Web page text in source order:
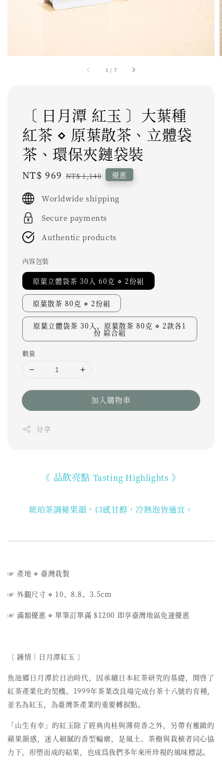
1 / 7
〔 日月潭 紅玉 〕大葉種
紅茶 ⋄ 原葉散茶、立體袋
茶、環保夾鏈袋裝
Sale
NT$ 969 Regular
NT$ 1,140 優惠
Worldwide shipping
Secure payments
Authentic products
內容包裝
原葉立體袋茶 30入 60克 ⋄ 2份組
原葉散茶 80克 ⋄ 2份組
原葉立體袋茶 30入、原葉散茶 80克 ⋄ 2款各1
份 綜合組
數量
加入購物車
分享
《 品飲亮點 Tasting Highlights 》
琥珀茶調蘋果韻，口感甘醇，冷熱泡皆適宜。
☞ 產地 ⋄ 臺灣栽製
☞ 外觀尺寸 ⋄ 10、8.8、3.5cm
☞ 滿額優惠 ⋄ 單筆訂單滿 $1200 即享臺灣地區免運優惠
〔 鍾情︱日月潭紅玉 〕
魚池郷日月潭於日治時代，因承續日本紅茶研究的基礎，開啓了
紅茶產業化的契機。1999年茶業改良場完成台茶十八號的育種，
並名為紅玉，為臺灣茶產業的重要轉捩點。
「山生有幸」的紅玉除了經典肉桂與薄荷香之外，另帶有雅緻的
蘋果韻感，迷人細膩的香型輪廓，是風土、茶樹與栽植者同心協
力下，形塑而成的結果，也成爲我們多年來所珍視的風味標誌。